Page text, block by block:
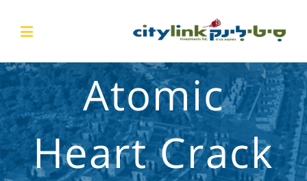
Atomic
Heart Crack